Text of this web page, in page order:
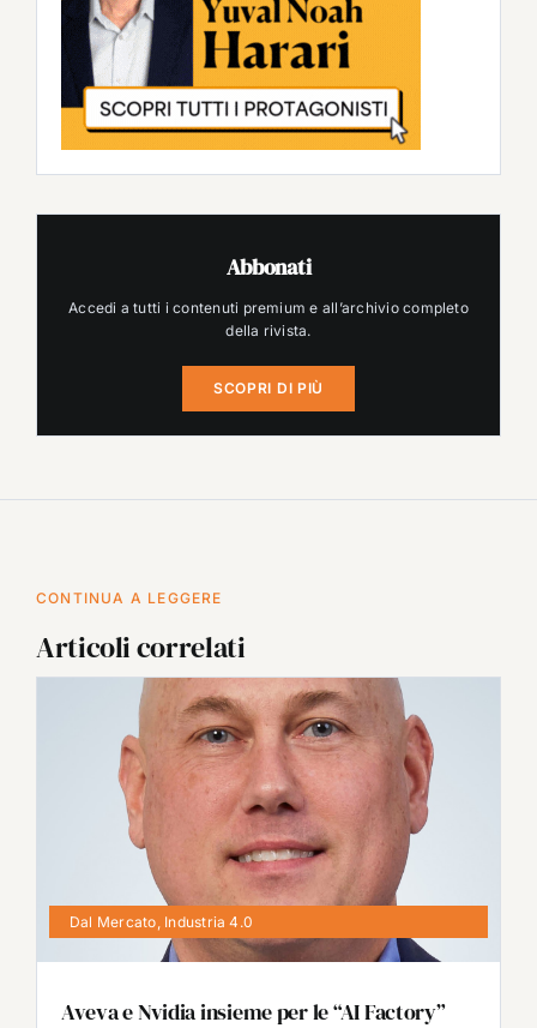
Abbonati
Accedi a tutti i contenuti premium e all’archivio completo
della rivista.
SCOPRI DI PIÙ
CONTINUA A LEGGERE
Articoli correlati
Dal Mercato Industria 4.0
Aveva e Nvidia insieme per le “AI Factory”